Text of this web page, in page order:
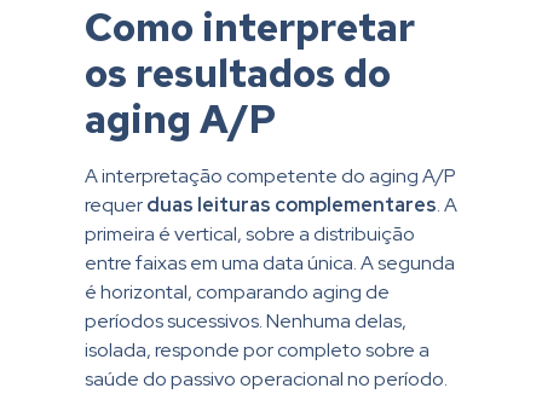
Como interpretar
os resultados do
aging A/P
A interpretação competente do aging A/P
requerduas leituras complementares. A
primeira é vertical, sobre a distribuição
entre faixas em uma data única. A segunda
é horizontal, comparando aging de
períodos sucessivos. Nenhuma delas,
isolada, responde por completo sobre a
saúde do passivo operacional no período.